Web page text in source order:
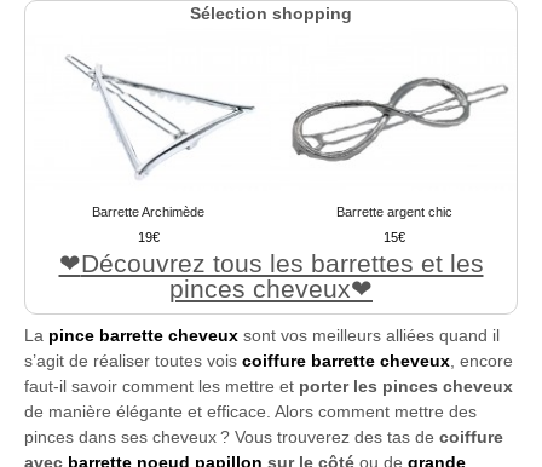
Sélection shopping
Barrette Archimède
19
Barrette argent chic
15
Découvrez tous les barrettes et les
pinces cheveux
La pince barrette cheveux sont vos meilleurs alliées quand il
s’agit de réaliser toutes vois coiffure barrette cheveux , encore
faut-il savoir comment les mettre et porter les pinces cheveux
de manière élégante et efficace. Alors comment mettre des
pinces dans ses cheveux ? Vous trouverez des tas de coiffure
avec barrette noeud papillon sur le côté ou de grande